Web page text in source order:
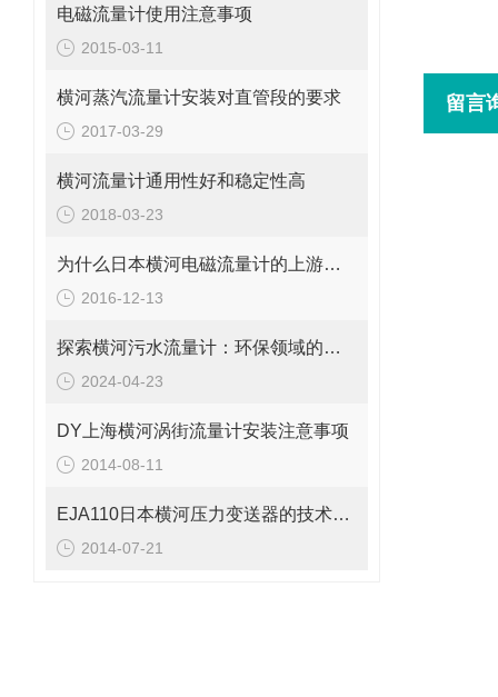
电磁流量计使用注意事项
2015-03-11
横河蒸汽流量计安装对直管段的要求
2017-03-29
横河流量计通用性好和稳定性高
2018-03-23
为什么日本横河电磁流量计的上游需要一定长度的直管段
2016-12-13
探索横河污水流量计：环保领域的智能设备
2024-04-23
DY上海横河涡街流量计安装注意事项
2014-08-11
EJA110日本横河压力变送器的技术规格
2014-07-21
留言